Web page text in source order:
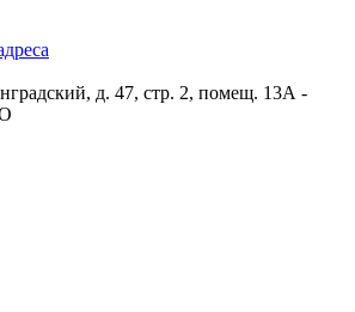
д. 47, стр. 2, помещ. 13А -